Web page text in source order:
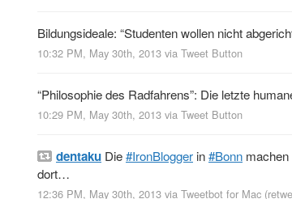
Bildungsideale: “Studenten wollen nicht
10:32 PM, May 30th, 2013 via Tweet Button
“Philosophie des Radfahrens”: Die letzte
10:29 PM, May 30th, 2013 via Tweet Button
dentaku Die#IronBlogger in#Bonn
dort…
12:36 PM, May 30th, 2013 via Tweetbot for Mac